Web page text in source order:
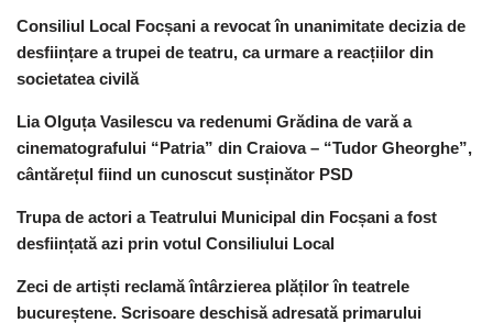
Consiliul Local Focșani a revocat în unanimitate decizia de
desființare a trupei de teatru, ca urmare a reacțiilor din
societatea civilă
Lia Olguța Vasilescu va redenumi Grădina de vară a
cinematografului “Patria” din Craiova – “Tudor Gheorghe”,
cântărețul fiind un cunoscut susținător PSD
Trupa de actori a Teatrului Municipal din Focșani a fost
desființată azi prin votul Consiliului Local
Zeci de artiști reclamă întârzierea plăților în teatrele
bucureștene. Scrisoare deschisă adresată primarului